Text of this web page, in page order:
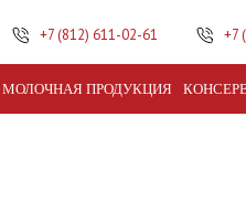
+7 (812) 611-02-61 +7
МОЛОЧНАЯ ПРОДУКЦИЯ